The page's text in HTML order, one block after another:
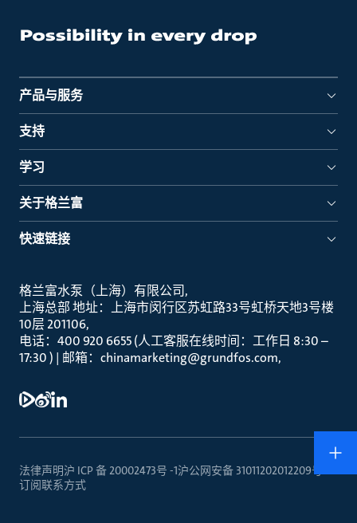
产品与服务
支持
学习
关于格兰富
快速链接
格兰富水泵（上海）有限公司
上海总部 地址：上海市闵行区苏虹路33号虹桥天地3号楼
10层 201106
电话：400 920 6655 (人工客服在线时间：工作日 8:30 –
17:30 ) | 邮箱：chinamarketing@grundfos.com
法律声明沪 ICP 备 20002473号 -1沪公网安备 31011202012209号
订阅联系方式